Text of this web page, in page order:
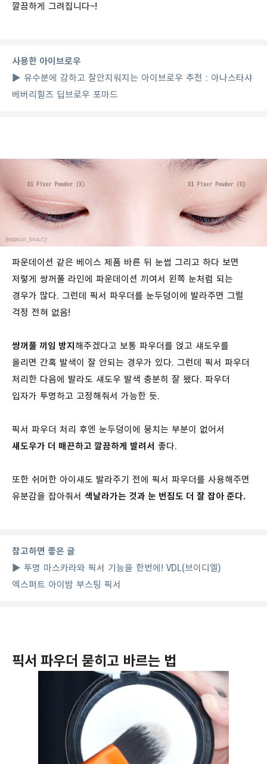
깔끔하게 그려집니다~!
사용한 아이브로우
▶ 유수분에 강하고 잘안지워지는 아이브로우 추천 : 아나스타샤
베버리힐즈 딥브로우 포마드
파운데이션 같은 베이스 제품 바른 뒤 눈썹 그리고 하다 보면
저렇게 쌍꺼풀 라인에 파운데이션 끼여서 왼쪽 눈처럼 되는
경우가 많다. 그런데 픽서 파우더를 눈두덩이에 발라주면 그럴
걱정 전혀 없음!
쌍꺼풀 끼임 방지해주겠다고 보통 파우더를 얹고 섀도우를
올리면 간혹 발색이 잘 안되는 경우가 있다. 그런데 픽서 파우더
처리한 다음에 발라도 섀도우 발색 충분히 잘 됐다. 파우더
입자가 투명하고 고정해줘서 가능한 듯.
픽서 파우더 처리 후엔 눈두덩이에 뭉치는 부분이 없어서
섀도우가 더 매끈하고 깔끔하게 발려서 좋다.
또한 쉬머한 아이섀도 발라주기 전에 픽서 파우더를 사용해주면
유분감을 잡아줘서 색날라가는 것과 눈 번짐도 더 잘 잡아 준다.
참고하면 좋은 글
▶ 투명 마스카라와 픽서 기능을 한번에! VDL(브이디엘)
엑스퍼트 아이밤 부스팅 픽서
픽서 파우더 묻히고 바르는 법